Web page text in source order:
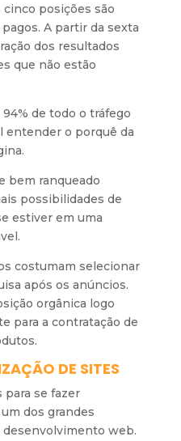
posições são
A partir da sexta
dos resultados
que não estão
de todo o tráfego
entender o porquê da
bem ranqueado
possibilidades de
estiver em uma
costumam selecionar
após os anúncios.
orgânica logo
para a contratação de
DE SITES
para se fazer
dos grandes
desenvolvimento web.